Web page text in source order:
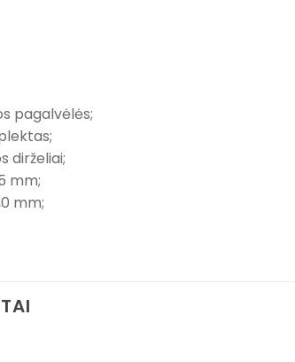
pagalvėlės;
dirželiai;
mm;
mm;